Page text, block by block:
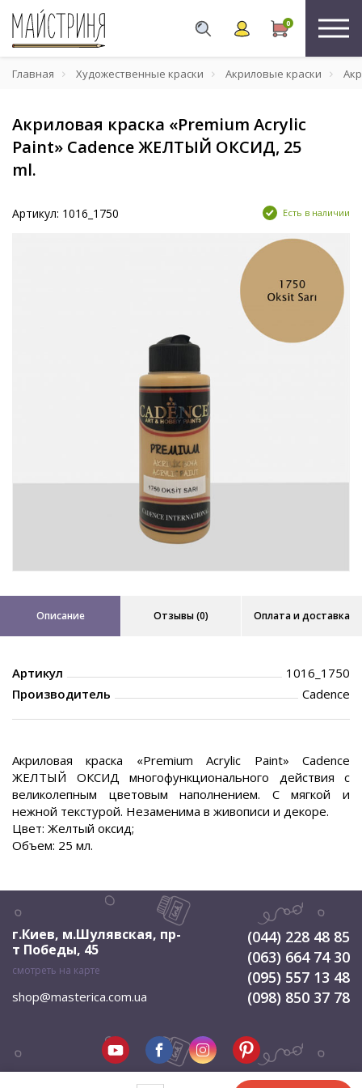
0
Главная Художественные краски Акриловые краски
Акриловая краска «Premium Acrylic
Paint» Cadence ЖЕЛТЫЙ ОКСИД, 25
ml.
Артикул: 1016_1750 Есть в наличии
Описание Отзывы (0) Оплата и доставка
Артикул
1016_1750
Производитель
Cadence
Акриловая краска «Premium Acrylic Paint» Cadence
ЖЕЛТЫЙ ОКСИД многофункционального действия с
великолепным цветовым наполнением. С мягкой и
нежной текстурой. Незаменима в живописи и декоре.
Цвет: Желтый оксид;
Объем: 25 мл.
г.Киев, м.Шулявская, пр-
т Победы, 45
смотреть на карте
shop@masterica.com.ua
(044) 228 48 85
(063) 664 74 30
(095) 557 13 48
(098) 850 37 78